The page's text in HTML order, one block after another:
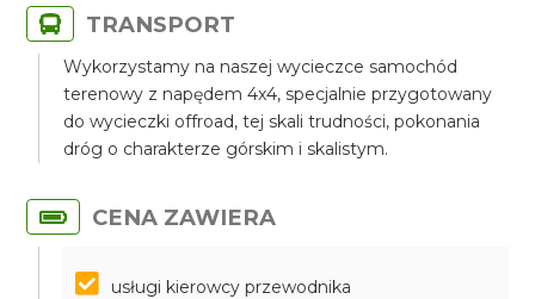
TRANSPORT
Wykorzystamy na naszej wycieczce samochód
terenowy z napędem 4x4, specjalnie przygotowany
do wycieczki offroad, tej skali trudności, pokonania
dróg o charakterze górskim i skalistym.
CENA ZAWIERA
usługi kierowcy przewodnika